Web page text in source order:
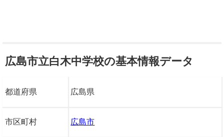
広島市立白木中学校の基本情報データ
都道府県 広島県
市区町村 広島市